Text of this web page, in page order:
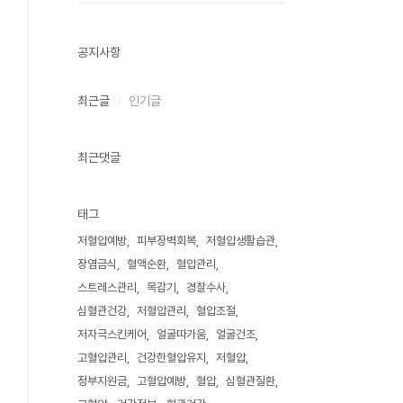
공지사항
최근글 인기글
최근댓글
태그
저혈압예방 피부장벽회복
저혈압생활습관
장염금식
혈액순환
혈압관리
스트레스관리
목감기
경찰수사
심혈관건강
저혈압관리
혈압조절
저자극스킨케어
얼굴따가움
얼굴건조
고혈압관리
건강한혈압유지
저혈압
정부지원금
고혈압예방 혈압
심혈관질환